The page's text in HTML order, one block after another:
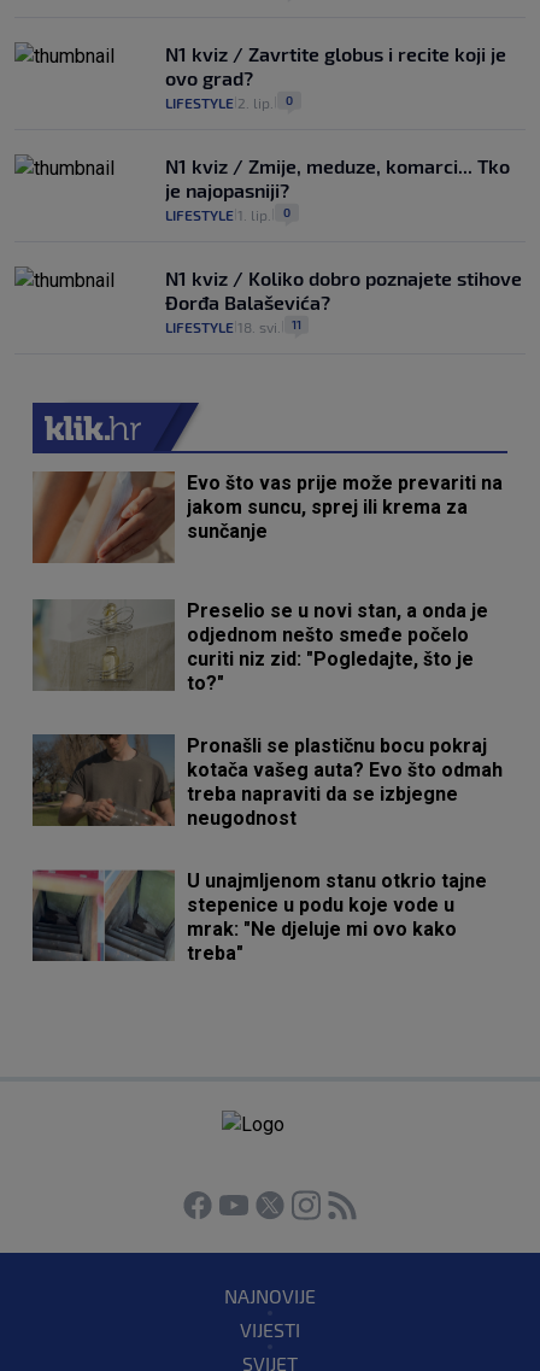
N1 kviz / Zavrtite globus i recite koji je
ovo grad?
LIFESTYLE 2. lip. 0
N1 kviz / Zmije, meduze, komarci... Tko
je najopasniji?
LIFESTYLE 1. lip. 0
N1 kviz / Koliko dobro poznajete stihove
Đorđa Balaševića?
LIFESTYLE 18. svi. 11
Evo što vas prije može prevariti na
jakom suncu, sprej ili krema za
sunčanje
Preselio se u novi stan, a onda je
odjednom nešto smeđe počelo
curiti niz zid: "Pogledajte, što je
to?"
Pronašli se plastičnu bocu pokraj
kotača vašeg auta? Evo što odmah
treba napraviti da se izbjegne
neugodnost
U unajmljenom stanu otkrio tajne
stepenice u podu koje vode u
mrak: "Ne djeluje mi ovo kako
treba"
NAJNOVIJE
VIJESTI
SVIJET